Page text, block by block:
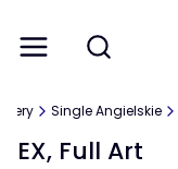
Menu Otwórz
Szukaj
Single Angielskie
EX, Full Art